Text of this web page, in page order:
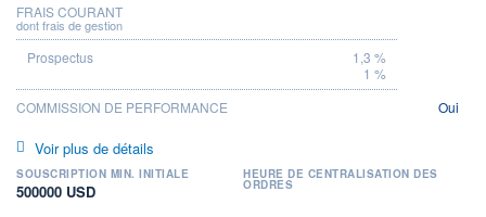
FRAIS COURANT
dont frais de gestion
1,3 %
1 %
COMMISSION DE PERFORMANCE
Oui
Voir plus de détails
SOUSCRIPTION MIN. INITIALE
500000 USD
HEURE DE CENTRALISATION DES
ORDRES